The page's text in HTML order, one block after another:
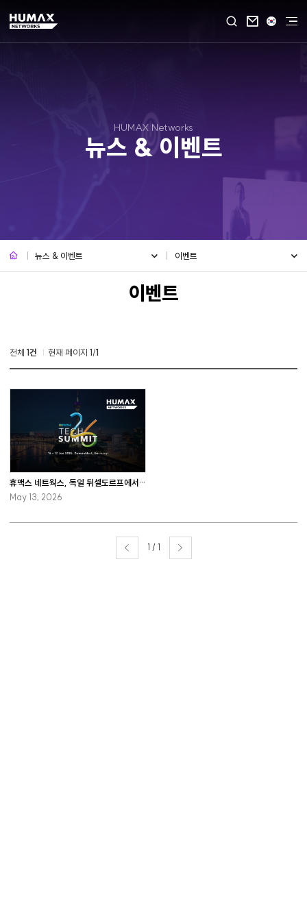

HUMAX Networks
뉴스 & 이벤트
뉴스 & 이벤트 이벤트
전체 1건 현재 페이지 1/1
휴맥스 네트웍스, 독일 뒤셀도르프에서 개최하는 RDK Tech Summit 2026에 참가
May 13, 2026
1 / 1